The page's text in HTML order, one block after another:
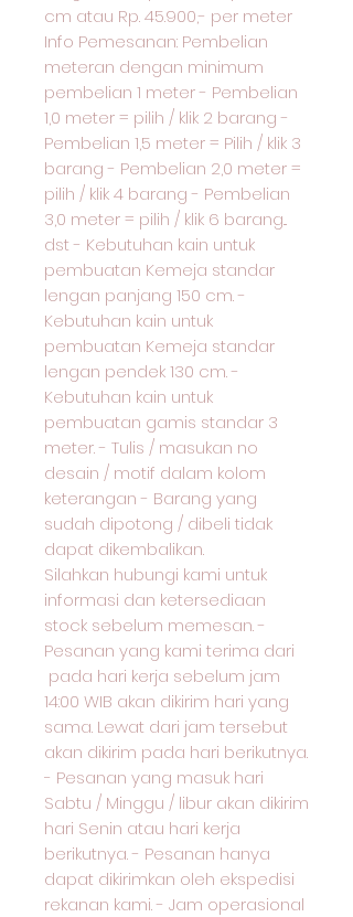
cm atau Rp. 45.900,- per meter
Info Pemesanan: Pembelian
meteran dengan minimum
pembelian 1 meter - Pembelian
1,0 meter = pilih / klik 2 barang -
Pembelian 1,5 meter = Pilih / klik 3
barang - Pembelian 2,0 meter =
pilih / klik 4 barang - Pembelian
3,0 meter = pilih / klik 6 barang...
dst - Kebutuhan kain untuk
pembuatan Kemeja standar
lengan panjang 150 cm. -
Kebutuhan kain untuk
pembuatan Kemeja standar
lengan pendek 130 cm. -
Kebutuhan kain untuk
pembuatan gamis standar 3
meter. - Tulis / masukan no
desain / motif dalam kolom
keterangan - Barang yang
sudah dipotong / dibeli tidak
dapat dikembalikan.
Silahkan hubungi kami untuk
informasi dan ketersediaan
stock sebelum memesan. -
Pesanan yang kami terima dari
pada hari kerja sebelum jam
14:00 WIB akan dikirim hari yang
sama. Lewat dari jam tersebut
akan dikirim pada hari berikutnya.
- Pesanan yang masuk hari
Sabtu / Minggu / libur akan dikirim
hari Senin atau hari kerja
berikutnya. - Pesanan hanya
dapat dikirimkan oleh ekspedisi
rekanan kami. - Jam operasional